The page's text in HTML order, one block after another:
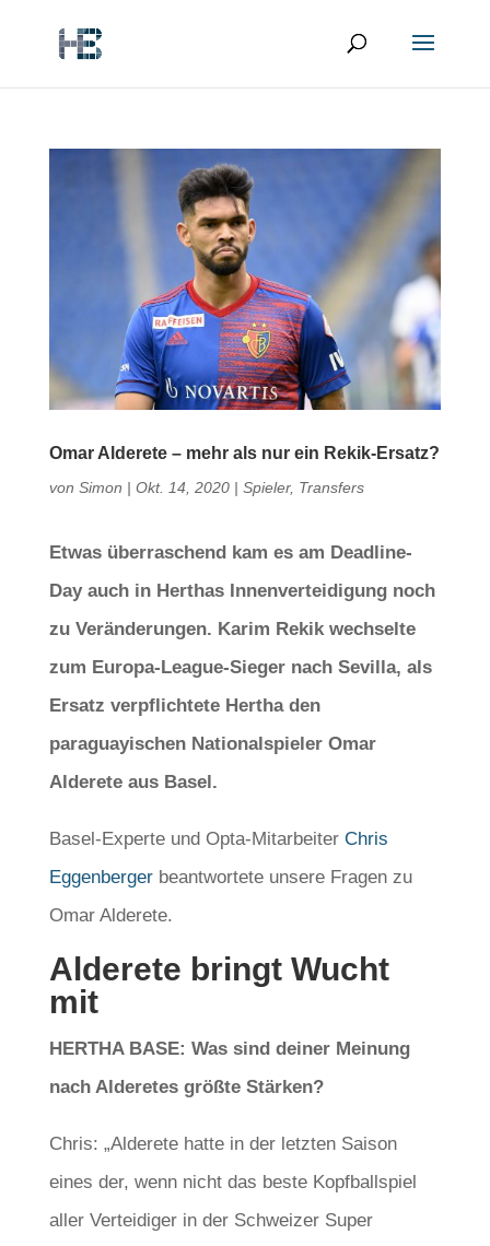
Omar Alderete – mehr als nur ein Rekik-Ersatz?
von Simon | Okt. 14, 2020| Spieler, Transfers
Etwas überraschend kam es am Deadline-
Day auch in Herthas Innenverteidigung noch
zu Veränderungen. Karim Rekik wechselte
zum Europa-League-Sieger nach Sevilla, als
Ersatz verpflichtete Hertha den
paraguayischen Nationalspieler Omar
Alderete aus Basel.
Basel-Experte und Opta-Mitarbeiter Chris
Eggenbergerbeantwortete unsere Fragen zu
Omar Alderete.
Alderete bringt Wucht
mit
HERTHA BASE: Was sind deiner Meinung
nach Alderetes größte Stärken?
Chris: „Alderete hatte in der letzten Saison
eines der, wenn nicht das beste Kopfballspiel
aller Verteidiger in der Schweizer Super